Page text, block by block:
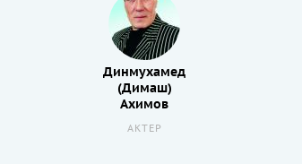
Динмухамед
(Димаш)
Ахимов
АКТЕР